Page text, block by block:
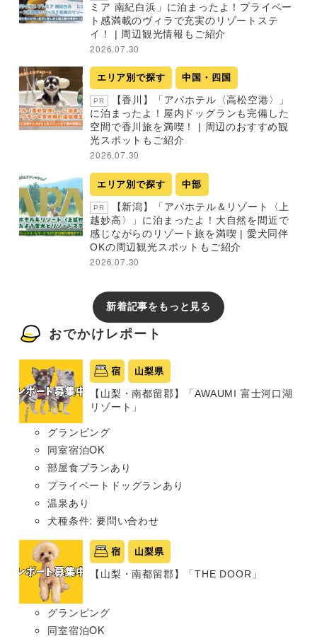
ミア 南紀白浜」に泊まったよ！プライベー
ト感満載のヴィラで充実のリゾートステ
イ！ | 周辺観光情報もご紹介
2026.07.30
エリア別で探す 中国・四国
PR
【香川】「アパホテル〈高松空港〉」
に泊まったよ！屋内ドッグランも完備した
空間で香川旅を満喫！ | 周辺のおすすめ観
光スポットもご紹介
2026.07.30
エリア別で探す 中部
PR
【新潟】「アパホテル＆リゾート〈上
越妙高〉」に泊まったよ！大自然を間近で
感じながらのリゾート旅を満喫 | 愛犬同伴
OKの周辺観光スポットもご紹介
2026.07.30
新着記事をもっと見る
おでかけレポート
宿 山梨県
【山梨・南都留郡】「AWAUMI 富士河口湖
リゾート」
グランピング
同室宿泊OK
部屋食プランあり
プライベートドッグランあり
温泉あり
犬種条件: 要問い合わせ
宿 山梨県
【山梨・南都留郡】「THE DOOR」
グランピング
同室宿泊OK